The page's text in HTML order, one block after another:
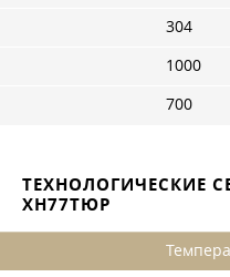
304
1000
700
ТЕХНОЛОГИЧЕСКИЕ
ХН77ТЮР